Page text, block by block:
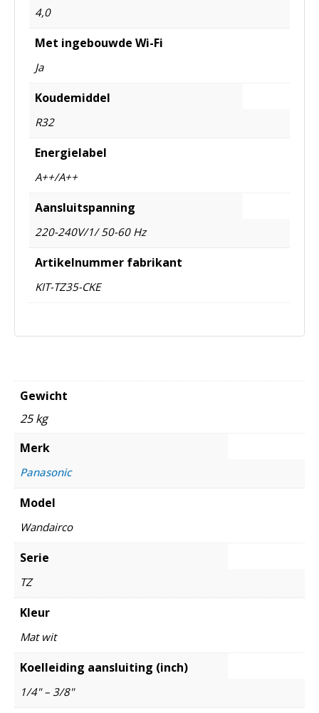
4,0
Met ingebouwde Wi-Fi
Ja
Koudemiddel
R32
Energielabel
A++/A++
Aansluitspanning
220-240V/1/ 50-60 Hz
Artikelnummer fabrikant
KIT-TZ35-CKE
Gewicht
25 kg
Merk
Panasonic
Model
Wandairco
Serie
TZ
Kleur
Mat wit
Koelleiding aansluiting (inch)
1/4" – 3/8"